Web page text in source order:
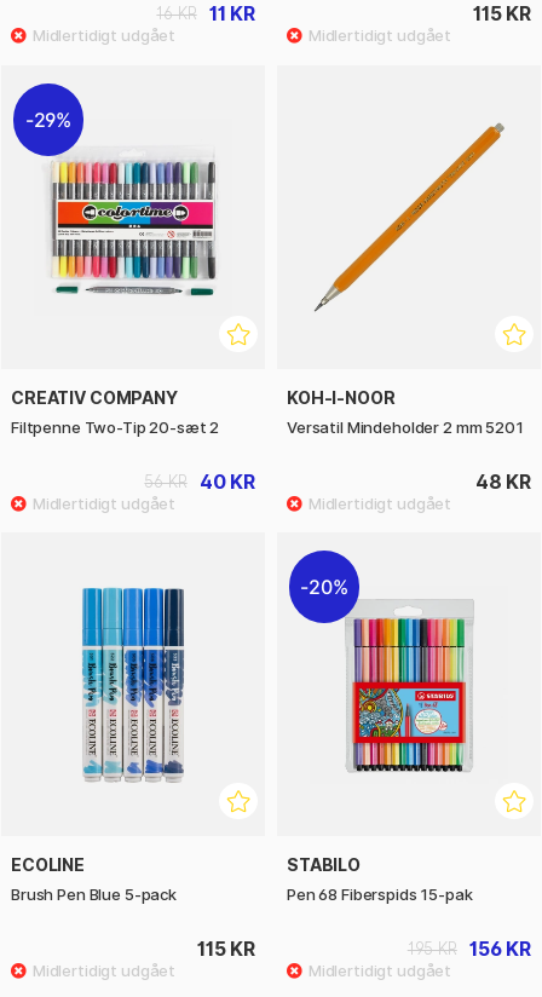
11 KR
16 KR 115 KR
29%
CREATIV COMPANY
Filtpenne Two-Tip 20-sæt 2
40 KR
56 KR
KOH-I-NOOR
Versatil Mindeholder 2 mm 5201
48 KR
ECOLINE
Brush Pen Blue 5-pack
115 KR
20%
STABILO
Pen 68 Fiberspids 15-pak
156 KR
195 KR